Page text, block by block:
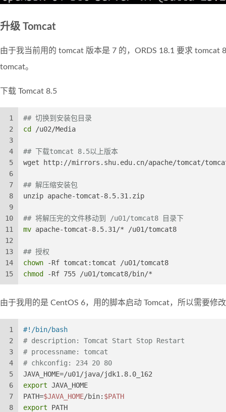
升级 Tomcat
由于我当前用的 tomcat 版本是 7 的，ORDS 18.1 要求 tomcat
tomcat。
下载 Tomcat 8.5
1
2
3
4
5
6
7
8
9
10
11
12
13
14
15
## 切换到安装包目录
cd
/u02/Media
## 下载tomcat 8.5以上版本
wget http://mirrors.shu.edu.cn/apache/tomcat/
## 解压缩安装包
unzip apache-tomcat-8.5.31.zip
## 将解压完的文件移动到 /u01/tomcat8 目录下
mv apache-tomcat-8.5.31/* /u01/tomcat8
## 授权
chown -Rf tomcat:tomcat /u01/tomcat8
chmod
-Rf 755 /u01/tomcat8/bin/*
由于我用的是 CentOS 6，用的脚本启动 Tomcat，所以需要修
1
2
3
4
5
6
7
8
#!/bin/bash
# description: Tomcat Start Stop Restart
# processname: tomcat
# chkconfig: 234 20 80
JAVA_HOME=/u01/java/jdk1.8.0_162
export JAVA_HOME
PATH=$JAVA_HOME/bin: $PATH
export PATH